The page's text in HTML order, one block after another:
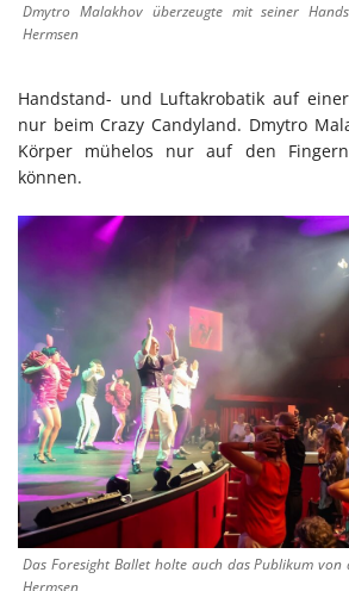
Dmytro Malakhov überzeugte mit seiner
Hermsen
Handstand- und Luftakrobatik auf
nur beim Crazy Candyland. Dmytro
Körper mühelos nur auf den
können.
Das Foresight Ballet holte auch das Publikum
Hermsen